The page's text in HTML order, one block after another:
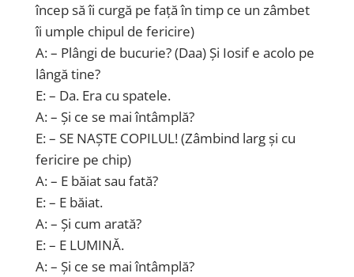
încep să îi curgă pe față în timp ce un zâmbet
îi umple chipul de fericire)
A: – Plângi de bucurie? (Daa) Și Iosif e acolo pe
lângă tine?
E: – Da. Era cu spatele.
A: – Și ce se mai întâmplă?
E: – SE NAȘTE COPILUL! (Zâmbind larg și cu
fericire pe chip)
A: – E băiat sau fată?
E: – E băiat.
A: – Și cum arată?
E: – E LUMINĂ.
A: – Și ce se mai întâmplă?